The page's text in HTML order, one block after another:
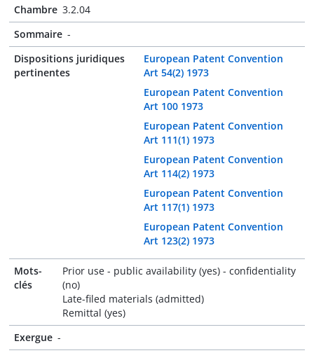
Chambre 3.2.04
Sommaire -
Dispositions juridiques
pertinentes
European Patent Convention
Art 54(2) 1973
European Patent Convention
Art 100 1973
European Patent Convention
Art 111(1) 1973
European Patent Convention
Art 114(2) 1973
European Patent Convention
Art 117(1) 1973
European Patent Convention
Art 123(2) 1973
Mots-
clés
Prior use - public availability (yes) - confidentiality
(no)
Late-filed materials (admitted)
Remittal (yes)
Exergue -